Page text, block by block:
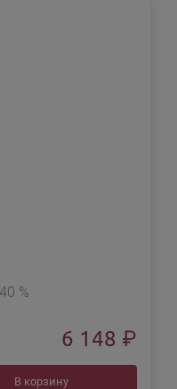
%
6 148 ₽
В корзину